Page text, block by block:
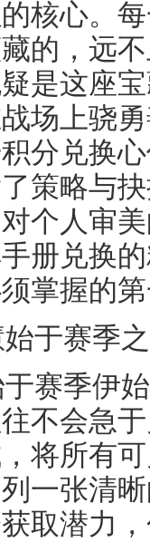
核心。
的，远
是这座
场上骁
分兑换
策略与
个人审
册兑换
掌握的
于赛季
赛季伊
不会急
将所有
一张清
取潜力